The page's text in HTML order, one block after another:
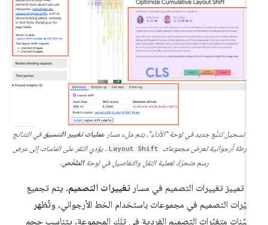
تسجيل تتبُّع جديد في لوحة "الأداء"، يتم ملء مسارعمليات تغيير التنسيقفي النتائج
أرجوانية تعرض مجموعات Layout Shift . يؤدي النقر على الماسات إلى عرض
رسم متحرّك لعملية النقل والتفاصيل في لوحةالملخّص.
تمييز تغييرات التصميم في مسارتغييرات التصميم. يتم تجميع
التصميم في مجموعات باستخدام الخط الأرجواني، وتُظهر
متغيّرات التصميم الفردية في تلك المجموعة. يتناسب حجم